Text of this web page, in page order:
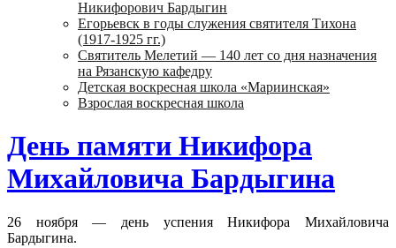
Никифорович Бардыгин
Егорьевск в годы служения святителя Тихона
(1917-1925 гг.)
Святитель Мелетий — 140 лет со дня назначения
на Рязанскую кафедру
Детская воскресная школа «Мариинская»
Взрослая воскресная школа
День памяти Никифора
Михайловича Бардыгина
26 ноября — день успения Никифора Михайловича
Бардыгина.